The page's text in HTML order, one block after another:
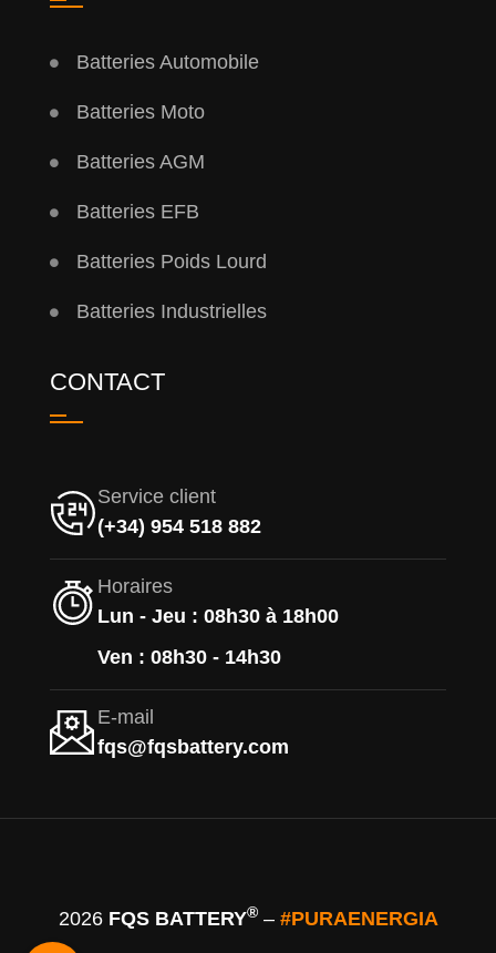
Batteries Automobile
Batteries Moto
Batteries AGM
Batteries EFB
Batteries Poids Lourd
Batteries Industrielles
CONTACT
Service client
(+34) 954 518 882
Horaires
Lun - Jeu : 08h30 à 18h00
Ven : 08h30 - 14h30
E-mail
fqs@fqsbattery.com
2026 FQS BATTERY®– #PURAENERGIA